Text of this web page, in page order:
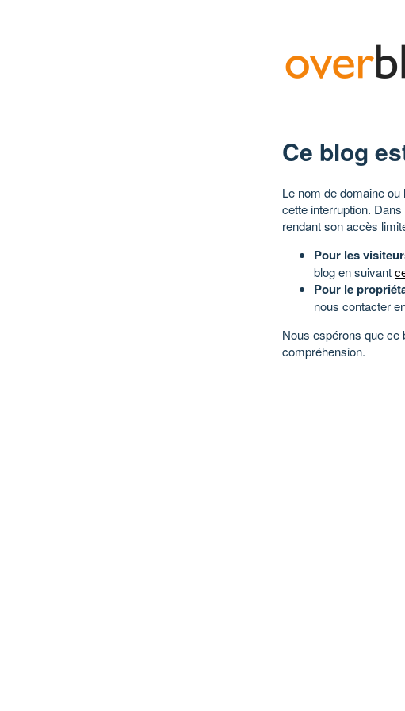
Ce blog
Le nom de domaine ou
cette interruption.
rendant son accès
Pour les
blog en suivant
Pour le
nous contacter
Nous espérons que ce
compréhension.